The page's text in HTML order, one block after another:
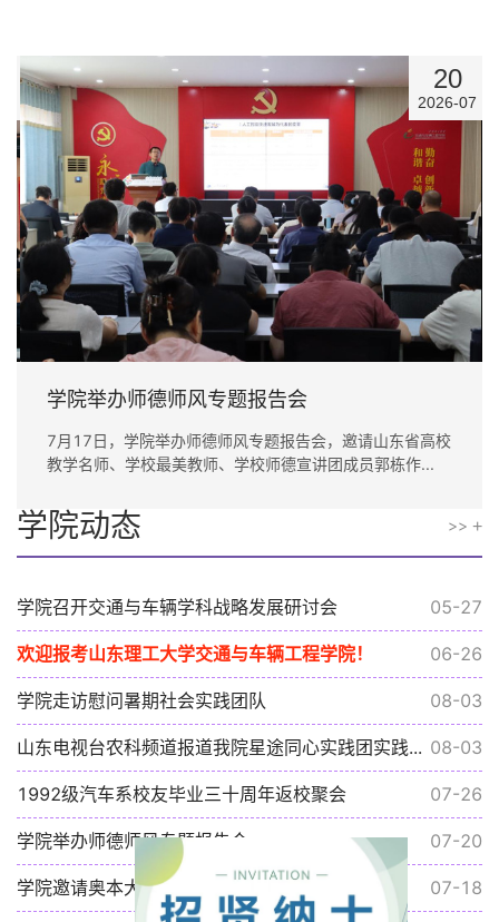
20
2026-07
学院举办师德师风专题报告会
7月17日，学院举办师德师风专题报告会，邀请山东省高校
教学名师、学校最美教师、学校师德宣讲团成员郭栋作...
学院动态 >>
学院召开交通与车辆学科战略发展研讨会 05-27
欢迎报考山东理工大学交通与车辆工程学院！ 06-26
学院走访慰问暑期社会实践团队 08-03
山东电视台农科频道报道我院星途同心实践团实践... 08-03
1992级汽车系校友毕业三十周年返校聚会 07-26
学院举办师德师风专题报告会 07-20
学院邀请奥本大学周华国教授作学术报告 07-18